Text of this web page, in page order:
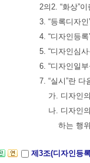
2의2. “화상”
3. “등록디자
4. “디자인등
5. “디자인심
6. “디자인일
7. “실시”란
가. 디자인
나. 디자인
하는 행
제3조(디자인등